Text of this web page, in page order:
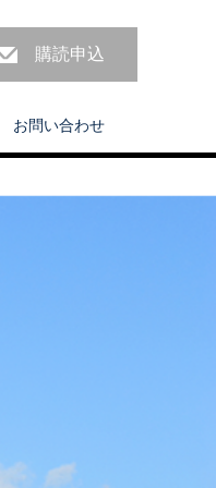
購読申込
お問い合わせ